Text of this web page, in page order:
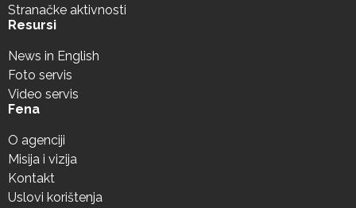
Stranačke aktivnosti
Resursi
News in English
Foto servis
Video servis
Fena
O agenciji
Misija i vizija
Kontakt
Uslovi korištenja